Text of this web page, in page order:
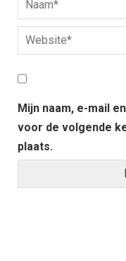
Mijn naam, e-mail
voor de volgende
plaats.